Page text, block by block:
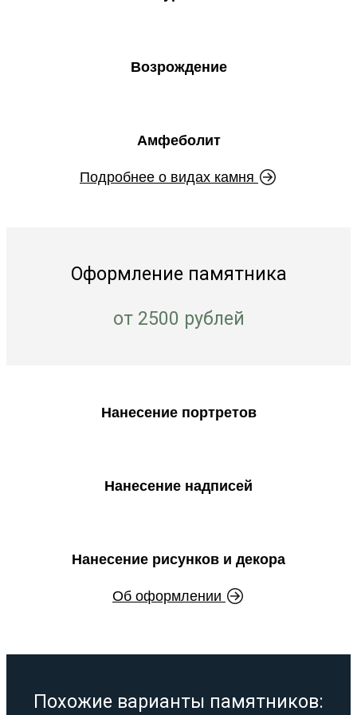
Возрождение
Амфеболит
Подробнее о видах камня
Оформление памятника
от 2500 рублей
Нанесение портретов
Нанесение надписей
Нанесение рисунков и декора
Об оформлении
Похожие варианты памятников: